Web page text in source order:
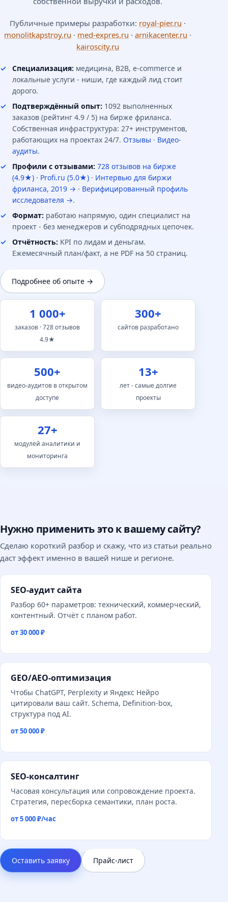
Публичные примеры разработки: royal-pier.ru ·
monolitkapstroy.ru · med-expres.ru · arnikacenter.ru ·
kairoscity.ru
Специализация: медицина, B2B, e-commerce и
локальные услуги - ниши, где каждый лид стоит
дорого.
Подтверждённый опыт: 1092 выполненных
заказов (рейтинг 4.9 / 5) на бирже фриланса.
Собственная инфраструктура: 27+ инструментов,
работающих на проектах 24/7. Отзывы · Видео-
аудиты.
Профили с отзывами: 728 отзывов на бирже
(4.9★) · Profi.ru (5.0★) · Интервью для биржи
фриланса, 2019 → · Верифицированный профиль
исследователя →.
Формат: работаю напрямую, один специалист на
проект - без менеджеров и субподрядных цепочек.
Отчётность: KPI по лидам и деньгам.
Ежемесячный план/факт, а не PDF на 50 страниц.
Подробнее об опыте →
1 000+
заказов · 728 отзывов
4.9★
300+
сайтов разработано
500+
видео-аудитов в открытом
доступе
13+
лет - самые долгие
проекты
27+
модулей аналитики и
мониторинга
Нужно применить это к вашему сайту?
Сделаю короткий разбор и скажу, что из статьи реально
даст эффект именно в вашей нише и регионе.
SEO-аудит сайта
Разбор 60+ параметров: технический, коммерческий,
контентный. Отчёт с планом работ.
от 30 000 ₽
GEO/AEO-оптимизация
Чтобы ChatGPT, Perplexity и Яндекс Нейро
цитировали ваш сайт. Schema, Definition-box,
структура под AI.
от 50 000 ₽
SEO-консалтинг
Часовая консультация или сопровождение проекта.
Стратегия, пересборка семантики, план роста.
от 5 000 ₽/час
Оставить заявку Прайс-лист